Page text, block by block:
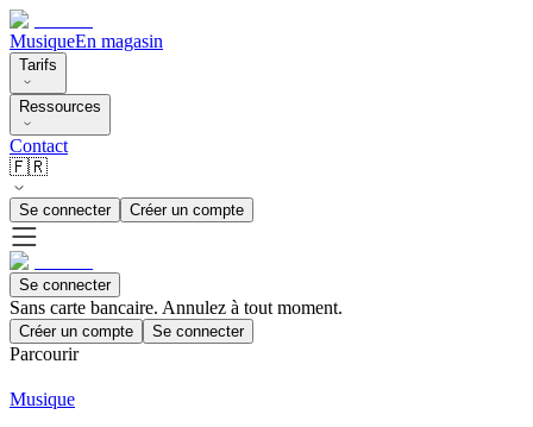
MusiqueEn magasin
Tarifs
Ressources
Contact
🇫🇷
Se connecter Créer un compte
Se connecter
Sans carte bancaire. Annulez à tout moment.
Créer un compte Se connecter
Parcourir
Musique